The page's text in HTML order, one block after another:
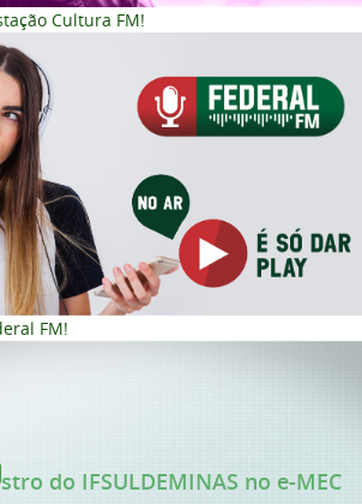
Cultura FM!
FM!
do IFSULDEMINAS no e-MEC